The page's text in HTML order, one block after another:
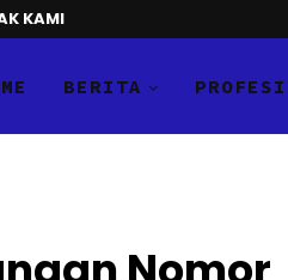
KAMI
BERITA PROFESI